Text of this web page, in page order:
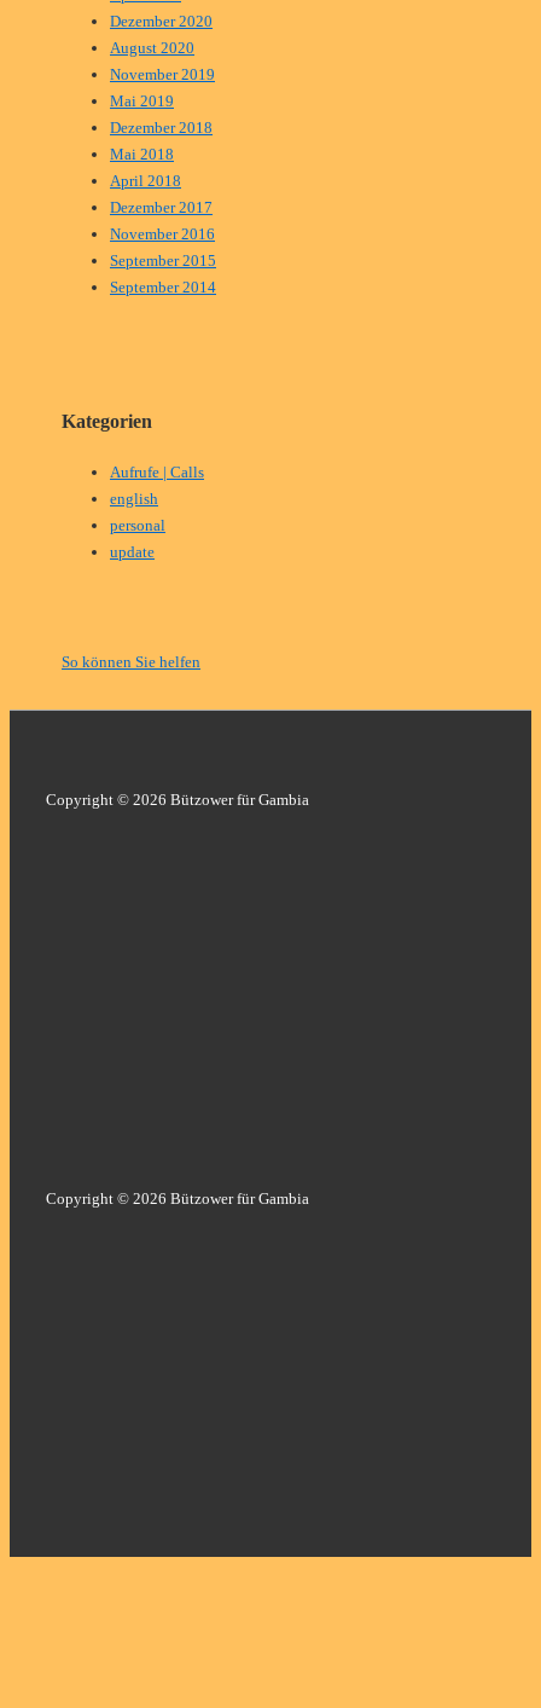
Dezember 2020
August 2020
November 2019
Mai 2019
Dezember 2018
Mai 2018
April 2018
Dezember 2017
November 2016
September 2015
September 2014
Kategorien
Aufrufe | Calls
english
personal
update
So können Sie helfen
Copyright © 2026 Bützower für Gambia
Copyright © 2026 Bützower für Gambia